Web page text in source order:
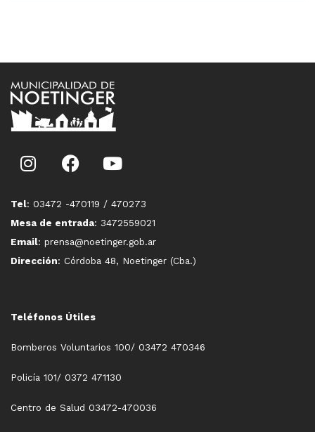
Tel: 03472 -470119 / 470273
Mesa de entrada: 3472559021
Email: prensa@noetinger.gob.ar
Dirección: Córdoba 48, Noetinger (Cba.)
Teléfonos Útiles
Bomberos Voluntarios 100/ 03472 470346
Policía 101/ 0372 471130
Centro de Salud 03472-470036